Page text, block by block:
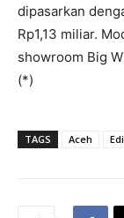
dipasarkan
Rp1,13 miliar.
showroom Big
(*)
TAGS Aceh